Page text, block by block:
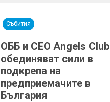
Събития
ОББ и CEO Angels Club
обединяват сили в
подкрепа на
предприемачите в
България